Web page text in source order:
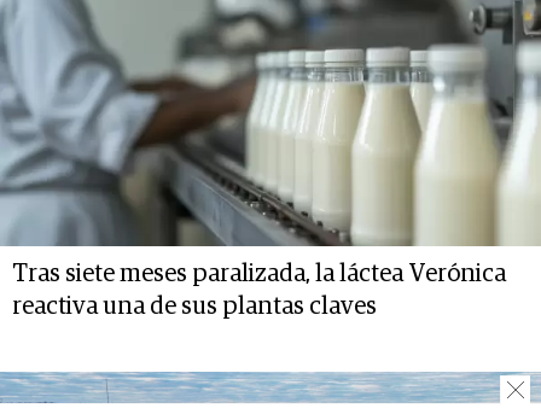
Tras siete meses paralizada, la láctea Verónica
reactiva una de sus plantas claves